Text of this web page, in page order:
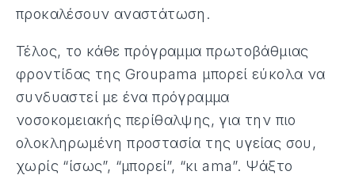
προκαλέσουν αναστάτωση.
Τέλος, το κάθε πρόγραμμα πρωτοβάθμιας
φροντίδας της Groupama μπορεί εύκολα να
συνδυαστεί με ένα πρόγραμμα
νοσοκομειακής περίθαλψης, για την πιο
ολοκληρωμένη προστασία της υγείας σου,
χωρίς “ίσως”, “μπορεί”, “κι ama”. Ψάξτο